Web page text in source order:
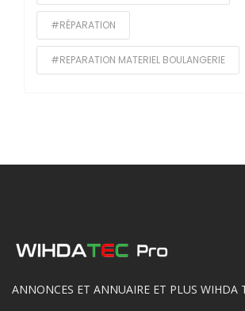
#RÉPARATION
#REPARATION MATERIEL BOULANGERIE
ANNONCES ET ANNUAIRE ET PLUS WIHDA